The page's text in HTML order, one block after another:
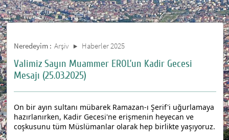
Neredeyim : Arşiv Haberler 2025
Valimiz Sayın Muammer EROL’un Kadir Gecesi
Mesajı (25.03.2025)
On bir ayın sultanı mübarek Ramazan-ı Şerif'i uğurlamaya
hazırlanırken, Kadir Gecesi'ne erişmenin heyecan ve
coşkusunu tüm Müslümanlar olarak hep birlikte yaşıyoruz.